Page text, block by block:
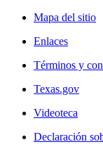
Mapa del sitio
Enlaces
Términos y
Texas.gov
Videoteca
Declaración